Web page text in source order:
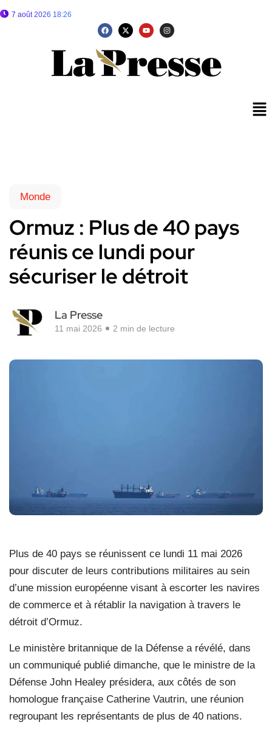
7 août 2026 18:26
Monde
Ormuz : Plus de 40 pays
réunis ce lundi pour
sécuriser le détroit
La Presse
11 mai 2026 2 min de lecture
Plus de 40 pays se réunissent ce lundi 11 mai 2026
pour discuter de leurs contributions militaires au sein
d’une mission européenne visant à escorter les navires
de commerce et à rétablir la navigation à travers le
détroit d’Ormuz.
Le ministère britannique de la Défense a révélé, dans
un communiqué publié dimanche, que le ministre de la
Défense John Healey présidera, aux côtés de son
homologue française Catherine Vautrin, une réunion
regroupant les représentants de plus de 40 nations.